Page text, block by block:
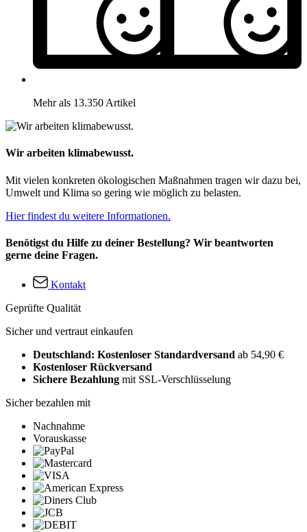
Mehr als 13.350 Artikel
Wir arbeiten klimabewusst.
Mit vielen konkreten ökologischen Maßnahmen tragen wir dazu bei,
Umwelt und Klima so gering wie möglich zu belasten.
Hier findest du weitere Informationen.
Benötigst du Hilfe zu deiner Bestellung? Wir beantworten
gerne deine Fragen.
Kontakt
Geprüfte Qualität
Sicher und vertraut einkaufen
Deutschland: Kostenloser Standardversand ab 54,90 €
Kostenloser Rückversand
Sichere Bezahlung mit SSL-Verschlüsselung
Sicher bezahlen mit
Nachnahme
Vorauskasse